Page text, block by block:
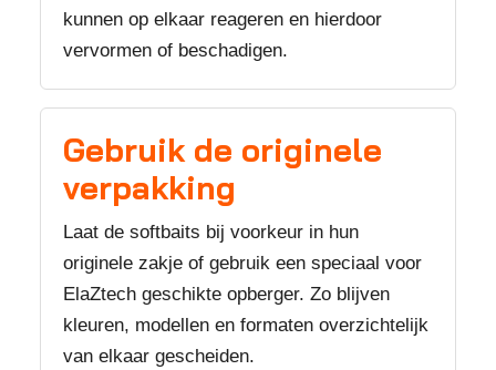
kunnen op elkaar reageren en hierdoor
vervormen of beschadigen.
Gebruik de originele
verpakking
Laat de softbaits bij voorkeur in hun
originele zakje of gebruik een speciaal voor
ElaZtech geschikte opberger. Zo blijven
kleuren, modellen en formaten overzichtelijk
van elkaar gescheiden.